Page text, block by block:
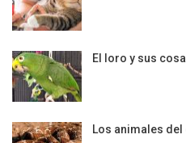
El loro y sus
Los animales